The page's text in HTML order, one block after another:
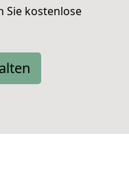
Sie kostenlose